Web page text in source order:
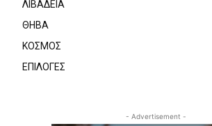
ΛΙΒΑΔΕΙΑ
ΘΗΒΑ
ΚΟΣΜΟΣ
ΕΠΙΛΟΓΕΣ
- Advertisement -